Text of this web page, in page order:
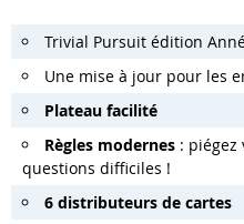
Trivial Pursuit édition
Une mise à jour pour les
Plateau facilité
Règles modernes : piégez
questions difficiles !
6 distributeurs de cartes